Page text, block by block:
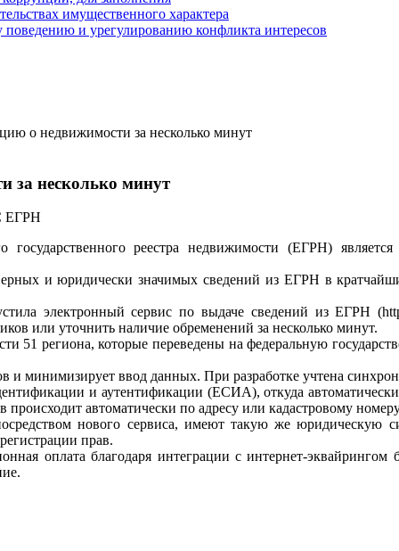
имущественного характера
и урегулированию конфликта интересов
о недвижимости за несколько минут
за несколько минут
ЕГРН
реестра недвижимости (ЕГРН)
и юридически значимых сведений из ЕГРН в
электронный сервис по выдаче сведений из ЕГРН
или уточнить наличие обременений за несколько минут.
51 региона, которые переведены на федеральную
и минимизирует ввод данных. При разработке учтена
и аутентификации (ЕСИА), откуда
автоматически по адресу или кадастровому
нового сервиса, имеют такую же юридическую
прав.
оплата благодаря интеграции с интернет-